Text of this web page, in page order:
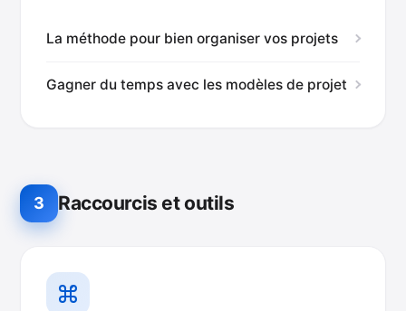
La méthode pour bien organiser vos projets
Gagner du temps avec les modèles de projet
3 Raccourcis et outils